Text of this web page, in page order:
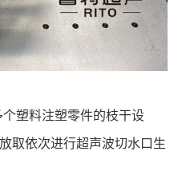
塑料注塑零件的枝干设
取依次进行超声波切水口生